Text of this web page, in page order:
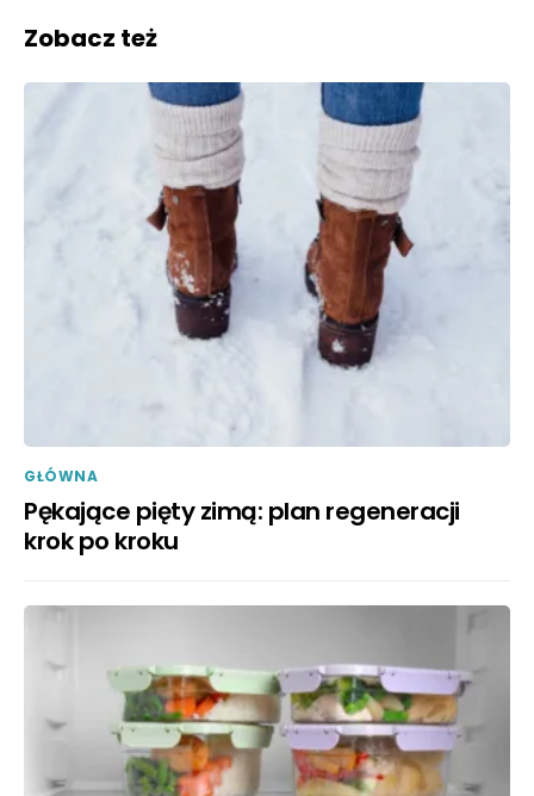
Zobacz też
GŁÓWNA
Pękające pięty zimą: plan regeneracji
krok po kroku